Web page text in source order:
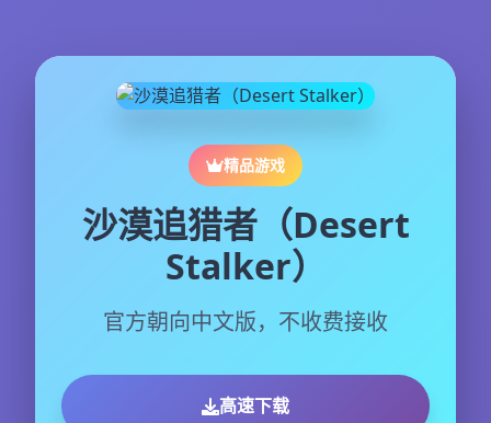
精品游戏
沙漠追猎者（Desert
Stalker）
官方朝向中文版，不收费接收
高速下载